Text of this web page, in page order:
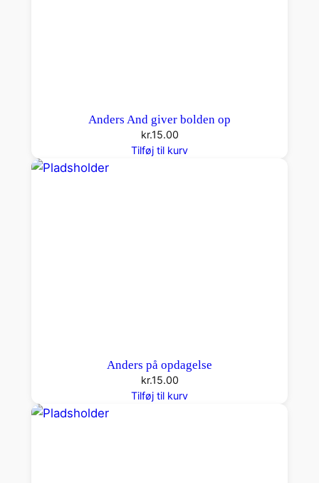
Anders And giver bolden op
kr.15.00
Tilføj til kurv
Anders på opdagelse
kr.15.00
Tilføj til kurv